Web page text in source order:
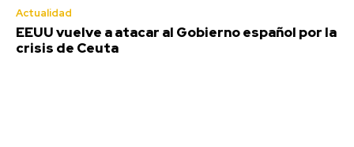
Actualidad
EEUU vuelve a atacar al Gobierno español por la
crisis de Ceuta